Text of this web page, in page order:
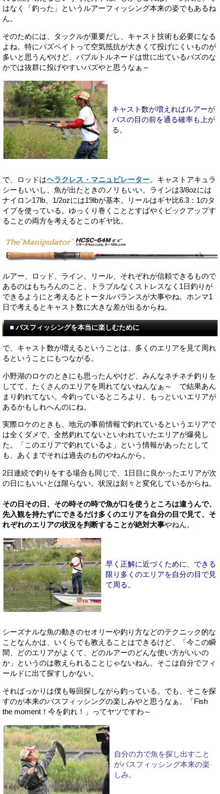
はなく「釣った」というルアーフィッシング本来の姿でもあるね
ん。
そのためには、タックルが重要だし、キャスト技術も必要になる
よね。特にバズベイトって空気抵抗が大きくて投げにくいものが
多いと思うんやけど、バブルトルネードは世に出ているバズのな
かでは抜群に投げやすいバズやと思うなぁ～
キャスト数が増えればルアーが
バスの目の前を通る確率も上が
る。
で、ロッドはヘラクレス・マニュピレーター。キャストアキュラ
シーもいいし、魚が出たときのノリもいい。ラインは3/8ozには
ナイロン17lb、1/2ozには19lbが基本。リールはギヤ比6.3：1のタ
イプを使っている。ゆっくり巻くこととすばやくピックアップす
ることの両方を考えるとこのギヤ比。
ルアー、ロッド、ライン、リール、それぞれが信頼できるもので
あるのはもちろんのこと、トラブルなくストレスなく1日釣りが
できるようにと考えるとトータルバランスが大事やね。ホンマ1
日で考えるとキャスト数に大きな差が出るからね。
■ バスフィッシングを本当に楽しむために
で、キャスト数が増えるということは、多くのエリアを見て周れ
るということにもつながる。
小野湖のロケのときにも思ったんやけど、みんなネチネチ釣りを
してて、たくさんのエリアを周れてないねんなぁ～ で結果あん
まり釣れてない。今釣っているところより、もっといいエリアが
あるかもしれへんのにね。
実際ロケのときも、地元の事前情報で釣れているというエリアで
は全くダメで、全然釣れてないといわれていたエリアが爆発し
た。「このエリアで釣れているよ」という情報があったとして
も、あくまでそれは過去のものやねんから。
2日連続で釣りをする場合も同じで、1日目に良かったエリアが次
の日にもいいとは限らない。状況は刻々と変化しているからね。
その日その日、その時その時で魚が口を使うところは違うんで、
先入観を持たずにできるだけ多くのエリアを自分の目で見て、そ
れぞれのエリアの状況を判断することが絶対大事やねん。
早く正解に近づくために、できる
限り多くのエリアを自分の目で見
て周る。
シーズナルな魚の動きのセオリーや釣り方などのテクニック的な
ことなんかは、いくらでも教えることはできるけど、「今この瞬
間、どのエリアがよくて、どのルアーのどんな使い方がいいの
か」というのは教えられることじゃないねん。そこは自分でフィ
ールドに出て探すしかない。
そればっかりは僕も毎回探しながら釣っている。でも、そこを探
すのが本来のバスフィッシングの楽しみやと思うなぁ。「Fish
the moment！今を釣れ！」ってヤツですわ～
自分の力で魚を探し出すこと
がバスフィッシング本来の楽
しみ。